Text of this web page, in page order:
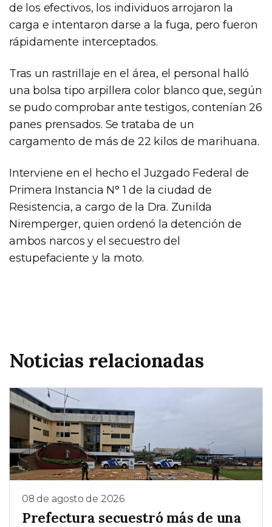
de los efectivos, los individuos arrojaron la
carga e intentaron darse a la fuga, pero fueron
rápidamente interceptados.
Tras un rastrillaje en el área, el personal halló
una bolsa tipo arpillera color blanco que, según
se pudo comprobar ante testigos, contenían 26
panes prensados. Se trataba de un
cargamento de más de 22 kilos de marihuana.
Interviene en el hecho el Juzgado Federal de
Primera Instancia N° 1 de la ciudad de
Resistencia, a cargo de la Dra. Zunilda
Niremperger, quien ordenó la detención de
ambos narcos y el secuestro del
estupefaciente y la moto.
Noticias relacionadas
08 de agosto de 2026
Prefectura secuestró más de una